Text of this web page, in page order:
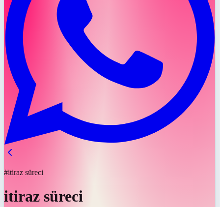
#itiraz süreci
itiraz süreci